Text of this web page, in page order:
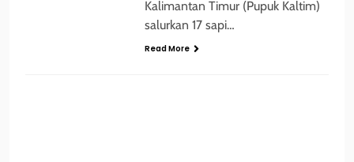
Kalimantan Timur (Pupuk Kaltim)
salurkan 17 sapi…
Read More